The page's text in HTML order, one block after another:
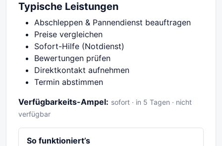
Typische Leistungen
Abschleppen & Pannendienst beauftragen
Preise vergleichen
Sofort-Hilfe (Notdienst)
Bewertungen prüfen
Direktkontakt aufnehmen
Termin abstimmen
Verfügbarkeits-Ampel: sofort · in 5 Tagen · nicht
verfügbar
So funktioniert’s